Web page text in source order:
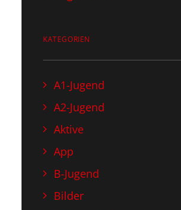
KATEGORIEN
A1-Jugend
A2-Jugend
Aktive
App
B-Jugend
Bilder